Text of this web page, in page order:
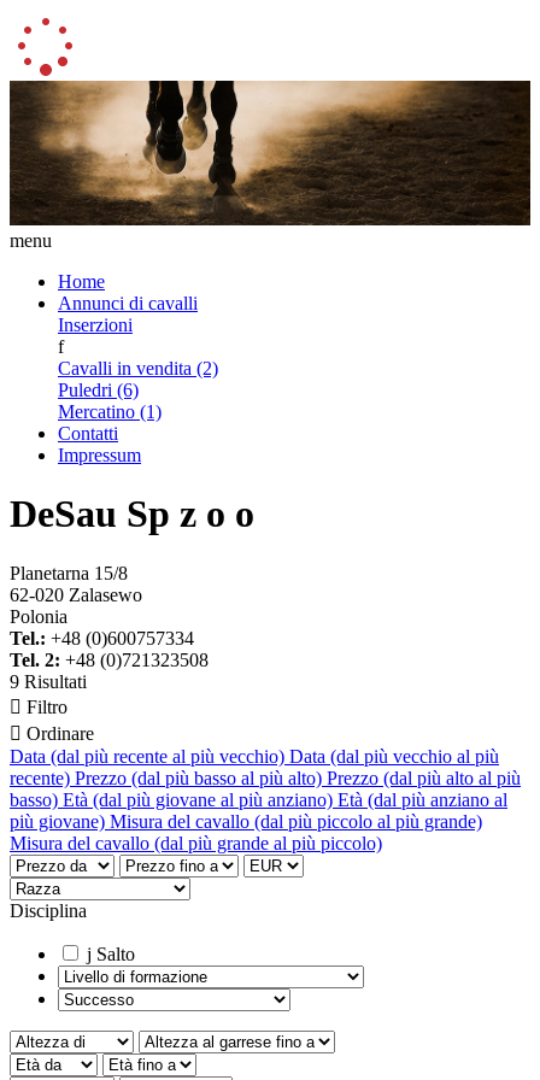
menu
Home
Annunci di cavalli
Inserzioni
f
Cavalli in vendita (2)
Puledri (6)
Mercatino (1)
Contatti
Impressum
DeSau Sp z o o
Planetarna 15/8
62-020 Zalasewo
Polonia
Tel.: +48 (0)600757334
Tel. 2: +48 (0)721323508
9 Risultati
 Filtro
 Ordinare
Data (dal più recente al più vecchio) Data (dal più vecchio al più
recente) Prezzo (dal più basso al più alto) Prezzo (dal più alto al più
basso) Età (dal più giovane al più anziano) Età (dal più anziano al
più giovane) Misura del cavallo (dal più piccolo al più grande)
Misura del cavallo (dal più grande al più piccolo)
Disciplina
j Salto